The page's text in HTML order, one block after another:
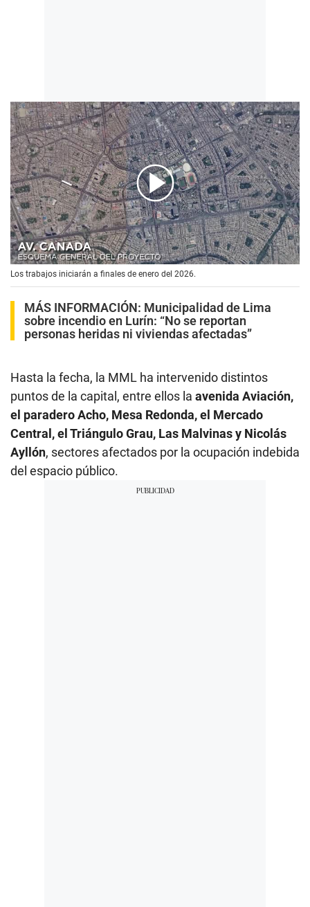
00:00/00:55
Los trabajos iniciarán a finales de enero del 2026.
MÁS INFORMACIÓN: Municipalidad de Lima
sobre incendio en Lurín: “No se reportan
personas heridas ni viviendas afectadas”
Hasta la fecha, la MML ha intervenido distintos
puntos de la capital, entre ellos la avenida Aviación,
el paradero Acho, Mesa Redonda, el Mercado
Central, el Triángulo Grau, Las Malvinas y Nicolás
Ayllón, sectores afectados por la ocupación indebida
del espacio público.